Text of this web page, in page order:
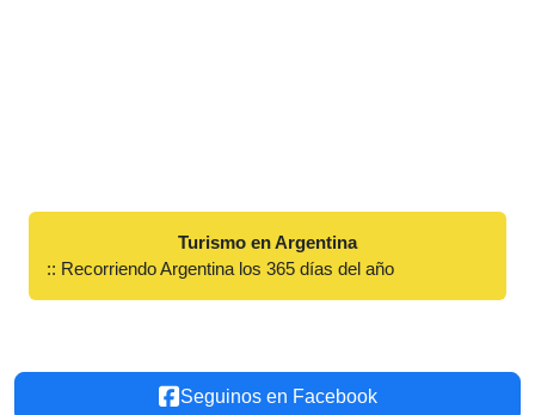
Turismo en Argentina
:: Recorriendo Argentina los 365 días del año
Seguinos en Facebook